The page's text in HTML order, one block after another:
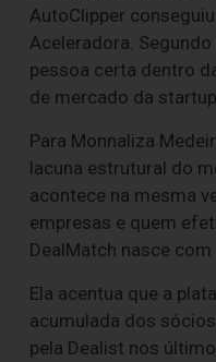
AutoClipper
Aceleradora.
pessoa certa dentro
de mercado da startup.
Para Monnaliza
lacuna estrutural do
acontece na mesma
empresas e quem
DealMatch nasce
Ela acentua que a
acumulada dos
pela Dealist nos